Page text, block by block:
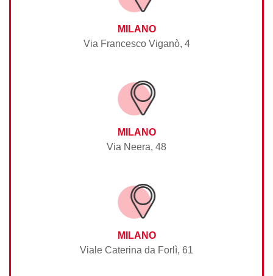
MILANO
Via Francesco Viganò, 4
MILANO
Via Neera, 48
MILANO
Viale Caterina da Forlì, 61